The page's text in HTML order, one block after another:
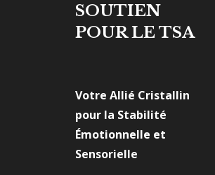
SOUTIEN
POUR LE TSA
Votre Allié Cristallin
pour la Stabilité
Émotionnelle et
Sensorielle